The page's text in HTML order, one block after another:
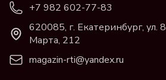
+7 982 602-77-83
620085, г. Екатеринбург, ул. 8
Марта, 212
magazin-rti@yandex.ru